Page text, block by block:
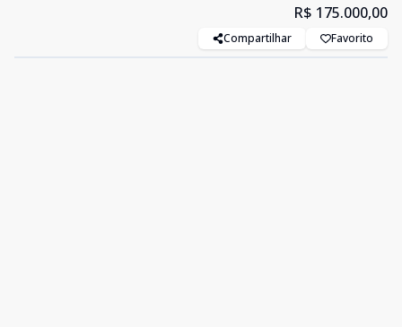
R$ 175.000,00
Compartilhar Favorito